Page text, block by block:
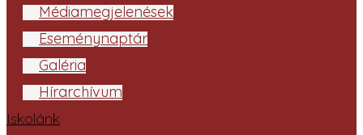
Médiamegjelenések
Eseménynaptár
Galéria
Hírarchívum
Iskolánk